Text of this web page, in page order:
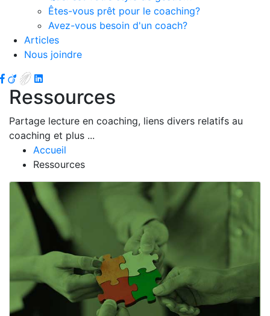
Êtes-vous prêt pour le coaching?
Avez-vous besoin d'un coach?
Articles
Nous joindre
Ressources
Partage lecture en coaching, liens divers relatifs au
coaching et plus ...
Accueil
Ressources